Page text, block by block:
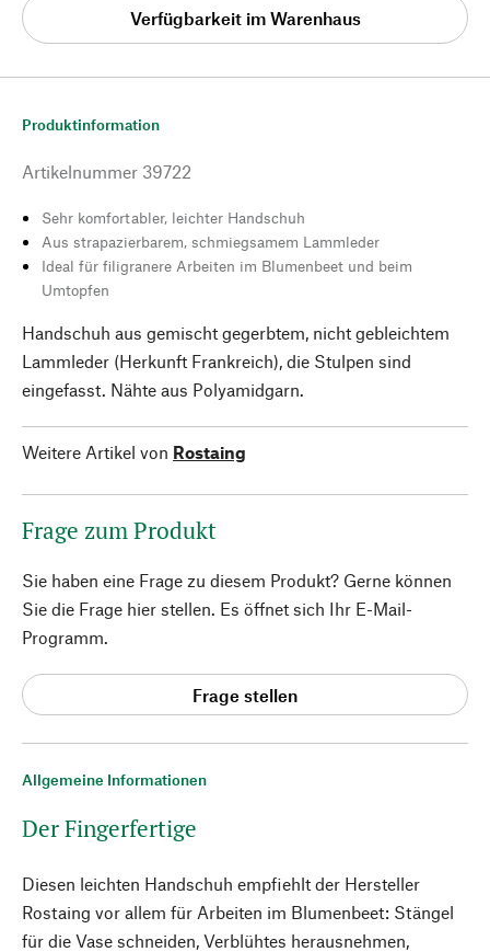
Verfügbarkeit im Warenhaus
Allgemeine Informationen
Der Fingerfertige
Diesen leichten Handschuh empfiehlt der Hersteller
Rostaing vor allem für Arbeiten im Blumenbeet: Stängel
für die Vase schneiden, Verblühtes herausnehmen,
Produktinformation
Artikelnummer 39722
Sehr komfortabler, leichter Handschuh
Aus strapazierbarem, schmiegsamem Lammleder
Ideal für filigranere Arbeiten im Blumenbeet und beim
Umtopfen
Handschuh aus gemischt gegerbtem, nicht gebleichtem
Lammleder (Herkunft Frankreich), die Stulpen sind
eingefasst. Nähte aus Polyamidgarn.
Weitere Artikel von Rostaing
Frage zum Produkt
Sie haben eine Frage zu diesem Produkt? Gerne können
Sie die Frage hier stellen. Es öffnet sich Ihr E-Mail-
Programm.
Frage stellen